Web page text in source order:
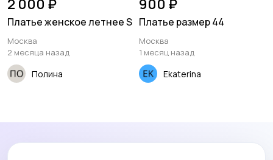
2 000 ₽
Платье женское летнее S
Москва
2 месяца назад
Полина
900 ₽
Платье размер 44
Москва
1 месяц назад
Ekaterina